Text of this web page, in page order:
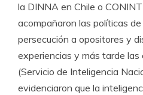
la DINNA en Chile o
acompañaron las políticas
persecución a opositores y
experiencias y más tarde las
(Servicio de Inteligencia
evidenciaron que la